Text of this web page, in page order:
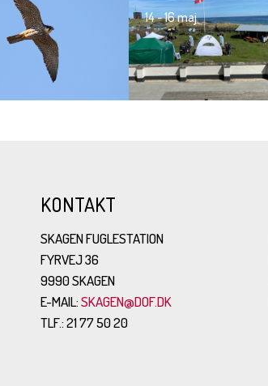
observationer fra
14 - 16 maj
KONTAKT
SKAGEN FUGLESTATION
FYRVEJ 36
9990 SKAGEN
E-MAIL:SKAGEN@DOF.DK
TLF.: 21 77 50 20